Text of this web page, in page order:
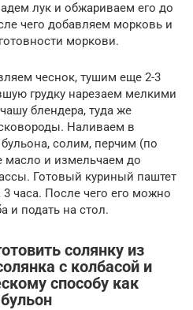
лук и обжариваем его до
чего добавляем морковь и
моркови.
чеснок, тушим еще 2-3
грудку нарезаем мелкими
блендера, туда же
Наливаем в
солим, перчим (по
масло и измельчаем до
Готовый куриный паштет
часа. После чего его можно
и подать на стол.
солянку из
с колбасой и
способу как